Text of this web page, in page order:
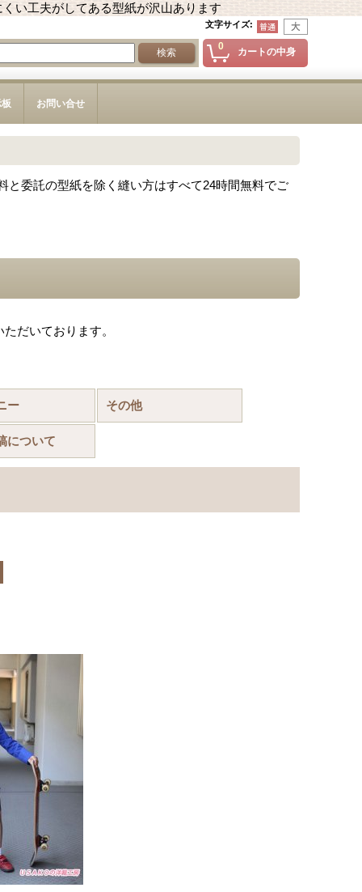
い工夫がしてある型紙が沢山あります
文字サイズ:
0 カートの中身
お問い合せ
委託の型紙を除く縫い方はすべて24時間無料でご
だいております。
ー その他
について